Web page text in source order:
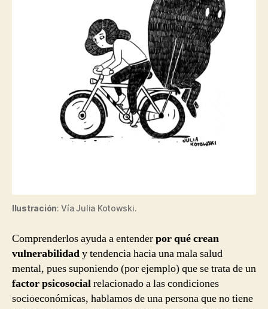
Ilustración: Vía Julia Kotowski.
Comprenderlos ayuda a entenderpor qué crean
vulnerabilidady tendencia hacia una mala salud
mental, pues suponiendo (por ejemplo) que se trata de un
factor psicosocialrelacionado a las condiciones
socioeconómicas, hablamos de una persona que no tiene